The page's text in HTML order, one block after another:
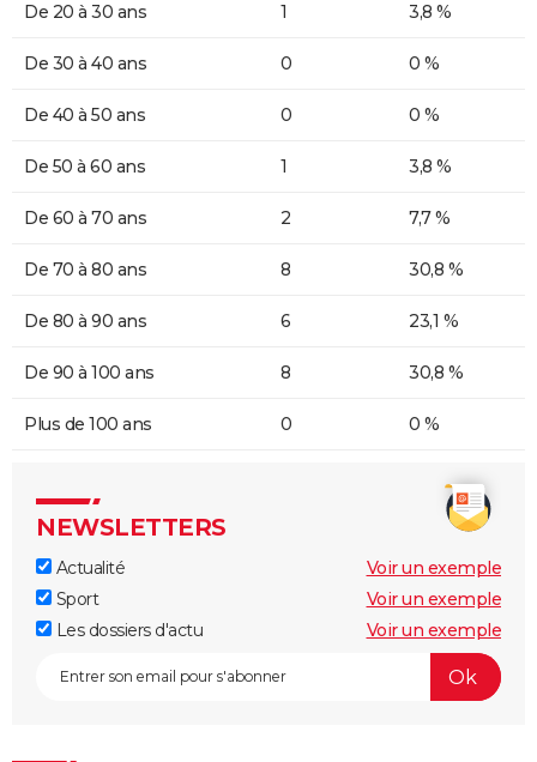
De 20 à 30 ans 1 3,8 %
De 30 à 40 ans 0 0 %
De 40 à 50 ans 0 0 %
De 50 à 60 ans 1 3,8 %
De 60 à 70 ans 2 7,7 %
De 70 à 80 ans 8 30,8 %
De 80 à 90 ans 6 23,1 %
De 90 à 100 ans 8 30,8 %
Plus de 100 ans 0 0 %
NEWSLETTERS
Actualité
Voir un exemple
Sport
Voir un exemple
Les dossiers d'actu
Voir un exemple